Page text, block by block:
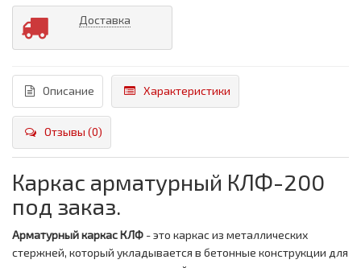
Доставка
Описание Характеристики
Отзывы (0)
Каркас арматурный КЛФ-200
под заказ.
Арматурный каркас КЛФ - это каркас из металлических
стержней, который укладывается в бетонные конструкции для